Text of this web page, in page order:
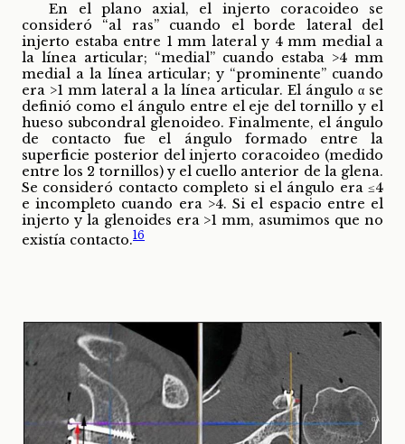
En el plano axial, el injerto coracoideo se
consideró “al ras” cuando el borde lateral del
injerto estaba entre 1 mm lateral y 4 mm medial a
la línea articular; “medial” cuando estaba >4 mm
medial a la línea articular; y “prominente” cuando
era >1 mm lateral a la línea articular. El ángulo α se
definió como el ángulo entre el eje del tornillo y el
hueso subcondral glenoideo. Finalmente, el ángulo
de contacto fue el ángulo formado entre la
superficie posterior del injerto coracoideo (medido
entre los 2 tornillos) y el cuello anterior de la glena.
Se consideró contacto completo si el ángulo era ≤4
e incompleto cuando era >4. Si el espacio entre el
injerto y la glenoides era >1 mm, asumimos que no
existía contacto.16